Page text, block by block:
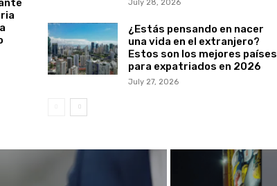
July 28, 2026
¿Estás pensando en nacer
una vida en el extranjero?
Estos son los mejores países
para expatriados en 2026
July 27, 2026